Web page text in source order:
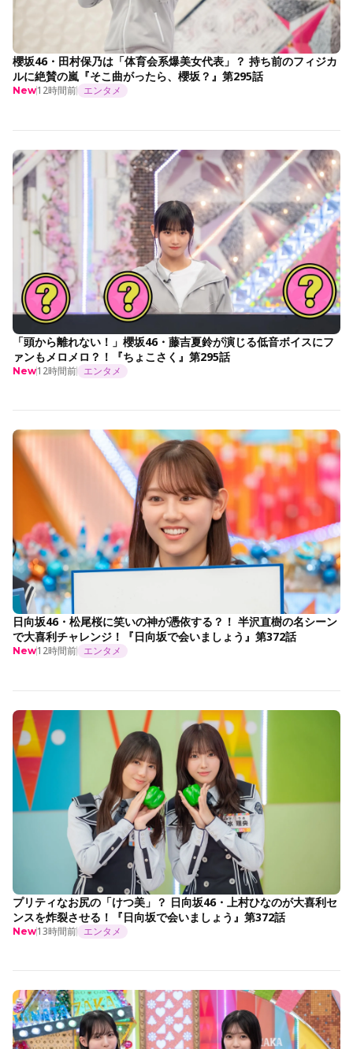
櫻坂46・田村保乃は「体育会系爆美女代表」？ 持ち前のフィジカ
ルに絶賛の嵐『そこ曲がったら、櫻坂？』第295話
New12時間前 エンタメ
「頭から離れない！」櫻坂46・藤吉夏鈴が演じる低音ボイスにフ
ァンもメロメロ？！『ちょこさく』第295話
New12時間前 エンタメ
日向坂46・松尾桜に笑いの神が憑依する？！ 半沢直樹の名シーン
で大喜利チャレンジ！『日向坂で会いましょう』第372話
New12時間前 エンタメ
プリティなお尻の「けつ美」？ 日向坂46・上村ひなのが大喜利セ
ンスを炸裂させる！『日向坂で会いましょう』第372話
New13時間前 エンタメ